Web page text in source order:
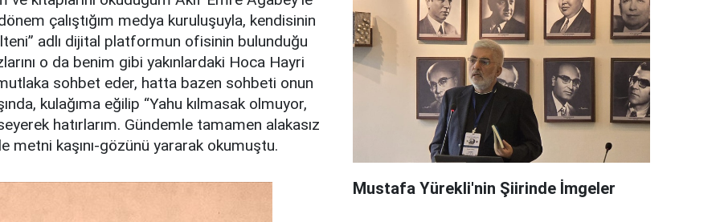
çalıştığım medya kuruluşuyla, kendisinin
adlı dijital platformun ofisinin bulunduğu
o da benim gibi yakınlardaki Hoca Hayri
mutlaka sohbet eder, hatta bazen sohbeti onun
kulağıma eğilip “Yahu kılmasak olmuyor,
hatırlarım. Gündemle tamamen alakasız
metni kaşını-gözünü yararak okumuştu.
Mustafa Yürekli'nin Şiirinde İmgeler